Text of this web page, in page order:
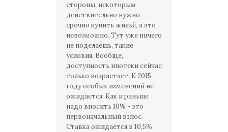
стороны, некоторым
действительно нужно
срочно купить жильё, а это
невозможно. Тут уже ничего
не поделаешь, такие
условия. Вообще,
доступность ипотеки сейчас
только возрастает. К 2015
году особых изменений не
ожидается. Как и раньше
надо вносить 10% - это
первоначальный взнос.
Ставка ожидается в 10,5%.